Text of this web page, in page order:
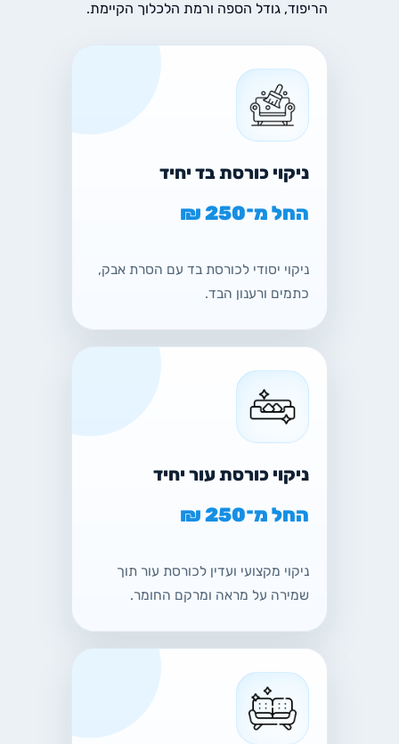
הריפוד, גודל הספה ורמת הלכלוך הקיימת.
ניקוי כורסת בד יחיד
החל מ־250 ₪
ניקוי יסודי לכורסת בד עם הסרת אבק,
כתמים ורענון הבד.
ניקוי כורסת עור יחיד
החל מ־250 ₪
ניקוי מקצועי ועדין לכורסת עור תוך
שמירה על מראה ומרקם החומר.